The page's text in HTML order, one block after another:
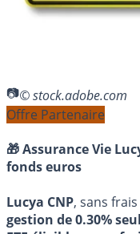
© stock.adobe.com
Offre Partenaire
🎁 Assurance Vie
fonds euros
Lucya CNP, sans
gestion de 0.30%